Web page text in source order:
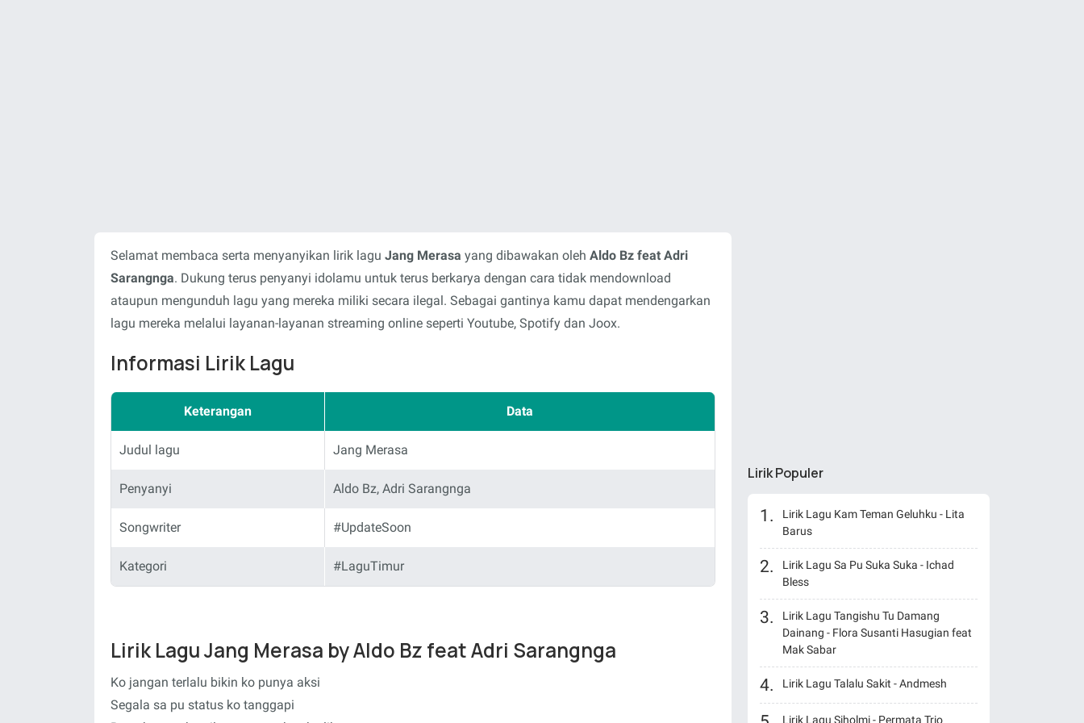
Selamat membaca serta menyanyikan lirik lagu Jang Merasa yang dibawakan oleh Aldo Bz feat Adri
Sarangnga. Dukung terus penyanyi idolamu untuk terus berkarya dengan cara tidak mendownload
ataupun mengunduh lagu yang mereka miliki secara ilegal. Sebagai gantinya kamu dapat mendengarkan
lagu mereka melalui layanan-layanan streaming online seperti Youtube, Spotify dan Joox.
Informasi Lirik Lagu
Keterangan Data
Judul lagu Jang Merasa
Penyanyi Aldo Bz, Adri Sarangnga
Songwriter #UpdateSoon
Kategori #LaguTimur
Lirik Lagu Jang Merasa by Aldo Bz feat Adri Sarangnga
Ko jangan terlalu bikin ko punya aksi
Segala sa pu status ko tanggapi
Lirik Populer
Lirik Lagu Kam Teman Geluhku - Lita
Barus
Lirik Lagu Sa Pu Suka Suka - Ichad
Bless
Lirik Lagu Tangishu Tu Damang
Dainang - Flora Susanti Hasugian feat
Mak Sabar
Lirik Lagu Talalu Sakit - Andmesh
Lirik Lagu Siholmi - Permata Trio